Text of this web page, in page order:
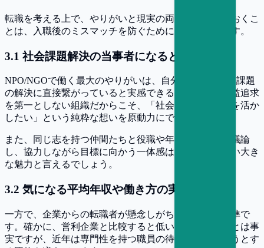
転職を考える上で、やりがいと現実の両面を理解しておくこ
とは、入職後のミスマッチを防ぐために非常に重要です。
3.1 社会課題解決の当事者になるという使命感
NPO/NGOで働く最大のやりがいは、自分の仕事が社会課題
の解決に直接繋がっていると実感できることです。利益追求
を第一としない組織だからこそ、「社会のために自分を活か
したい」という純粋な想いを原動力にできます。
また、同じ志を持つ仲間たちと役職や年齢に関係なく議論
し、協力しながら目標に向かう一体感は、他では得難い大き
な魅力と言えるでしょう。
3.2 気になる平均年収や働き方の実態
一方で、企業からの転職者が懸念しがちなのが給与水準で
す。確かに、営利企業と比較すると低い傾向にあることは事
実ですが、近年は専門性を持つ職員の待遇を改善しようとす